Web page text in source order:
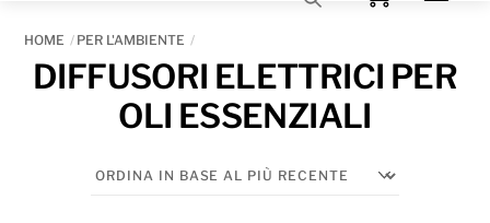
HOME PER L'AMBIENTE
DIFFUSORI ELETTRICI PER
OLI ESSENZIALI